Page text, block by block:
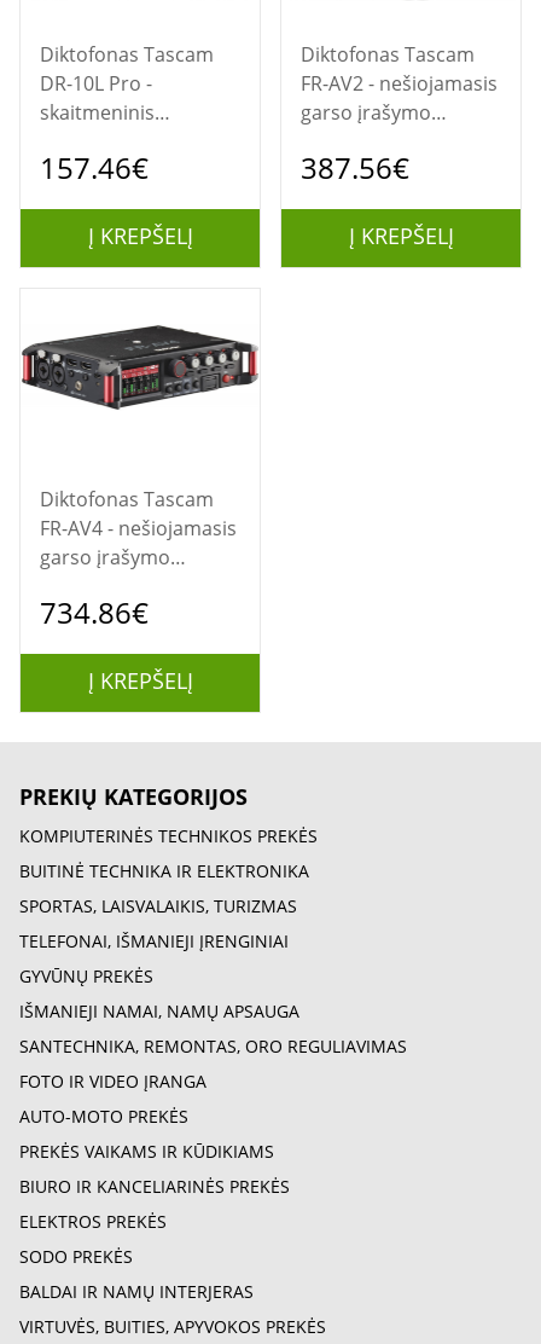
Diktofonas Tascam
DR-10L Pro -
skaitmeninis
mikrofonu
157.46€
Į KREPŠELĮ
Diktofonas Tascam
FR-AV2 - nešiojamasis
garso įrašymo
387.56€
Į KREPŠELĮ
Diktofonas Tascam
FR-AV4 - nešiojamasis
garso įrašymo
734.86€
Į KREPŠELĮ
PREKIŲ KATEGORIJOS
KOMPIUTERINĖS TECHNIKOS PREKĖS
BUITINĖ TECHNIKA IR ELEKTRONIKA
SPORTAS, LAISVALAIKIS, TURIZMAS
TELEFONAI, IŠMANIEJI ĮRENGINIAI
GYVŪNŲ PREKĖS
IŠMANIEJI NAMAI, NAMŲ APSAUGA
SANTECHNIKA, REMONTAS, ORO REGULIAVIMAS
FOTO IR VIDEO ĮRANGA
AUTO-MOTO PREKĖS
PREKĖS VAIKAMS IR KŪDIKIAMS
BIURO IR KANCELIARINĖS PREKĖS
ELEKTROS PREKĖS
SODO PREKĖS
BALDAI IR NAMŲ INTERJERAS
VIRTUVĖS, BUITIES, APYVOKOS PREKĖS